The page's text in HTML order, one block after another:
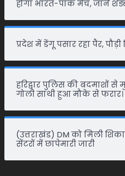
होगा भारत-पाक मैच, जानें
प्रदेश में डेंगू पसार रहा पैर,
हरिद्वार पुलिस की बदमाशों
गोली साथी हुआ मौके से फरार।
(उत्तराखंड) DM को मिली
सेंटरों में छापेमारी जारी